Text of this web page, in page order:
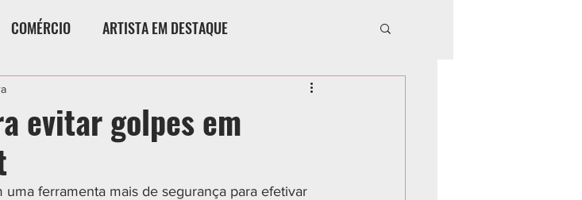
COMÉRCIO ARTISTA EM DESTAQUE
evitar golpes em
ferramenta mais de segurança para efetivar